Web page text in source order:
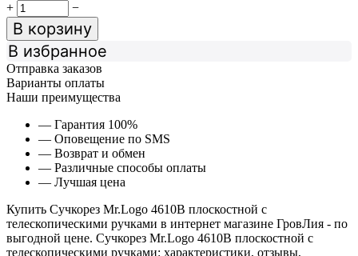
+
−
В корзину
В избранное
Отправка заказов
Варианты оплаты
Наши преимущества
— Гарантия 100%
— Оповещение по SMS
— Возврат и обмен
— Различные способы оплаты
— Лучшая цена
Купить Сучкорез Mr.Logo 4610В плоскостной с
телескопическими ручками в интернет магазине ГровЛия - по
выгодной цене. Сучкорез Mr.Logo 4610В плоскостной с
телескопическими ручками: характеристики, отзывы,